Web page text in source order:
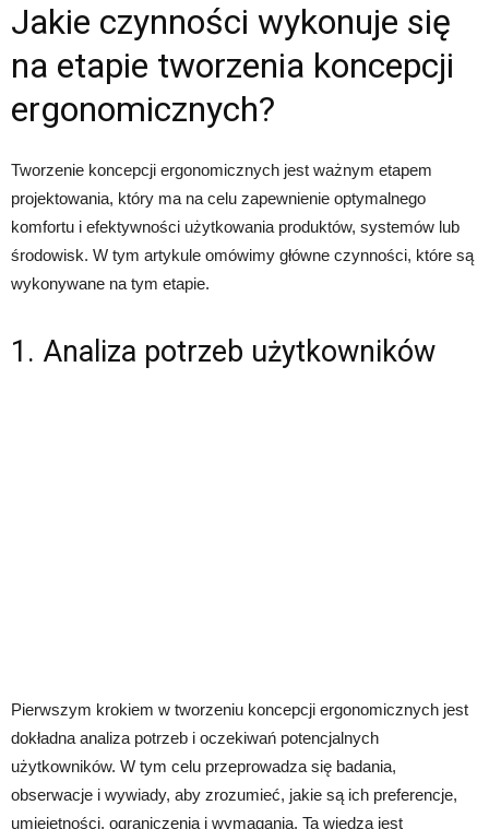
Jakie czynności wykonuje się
na etapie tworzenia koncepcji
ergonomicznych?
Tworzenie koncepcji ergonomicznych jest ważnym etapem
projektowania, który ma na celu zapewnienie optymalnego
komfortu i efektywności użytkowania produktów, systemów lub
środowisk. W tym artykule omówimy główne czynności, które są
wykonywane na tym etapie.
1. Analiza potrzeb użytkowników
Pierwszym krokiem w tworzeniu koncepcji ergonomicznych jest
dokładna analiza potrzeb i oczekiwań potencjalnych
użytkowników. W tym celu przeprowadza się badania,
obserwacje i wywiady, aby zrozumieć, jakie są ich preferencje,
umiejętności, ograniczenia i wymagania. Ta wiedza jest